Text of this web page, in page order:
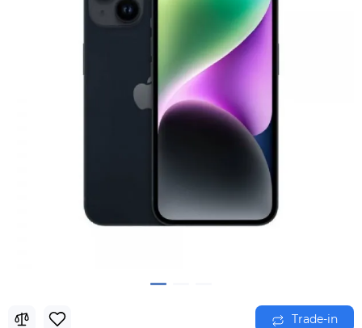
Trade-in